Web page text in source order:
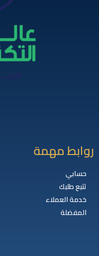
روابط مهمة
حسابي
تتبع طلبك
خدمة العملاء
المفضلة